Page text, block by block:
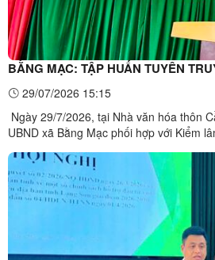
BẰNG MẠC: TẬP HUẤN TUYÊN
NGHIỆP NĂM 2026
29/07/2026 15:15
Ngày 29/7/2026, tại Nhà văn hóa thôn
UBND xã Bằng Mạc phối hợp với Kiểm
2026. Tham dự hội nghị có 100 đại biểu
bảo vệ rừng và đại diện các hộ gia đình